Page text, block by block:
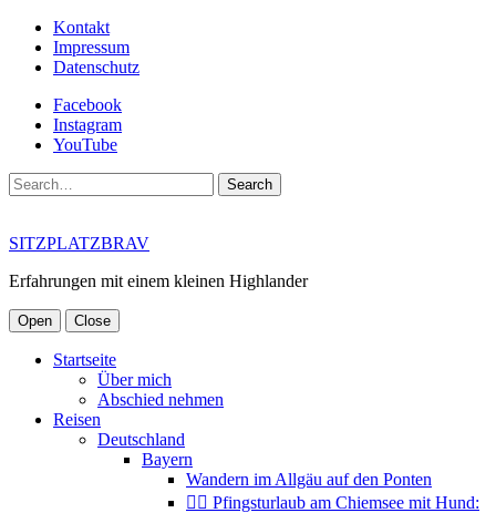
Kontakt
Impressum
Datenschutz
Facebook
Instagram
YouTube
Search
SITZPLATZBRAV
Erfahrungen mit einem kleinen Highlander
Open Close
Startseite
Über mich
Abschied nehmen
Reisen
Deutschland
Bayern
Wandern im Allgäu auf den Ponten
🚴‍♀️ Pfingsturlaub am Chiemsee mit Hund: